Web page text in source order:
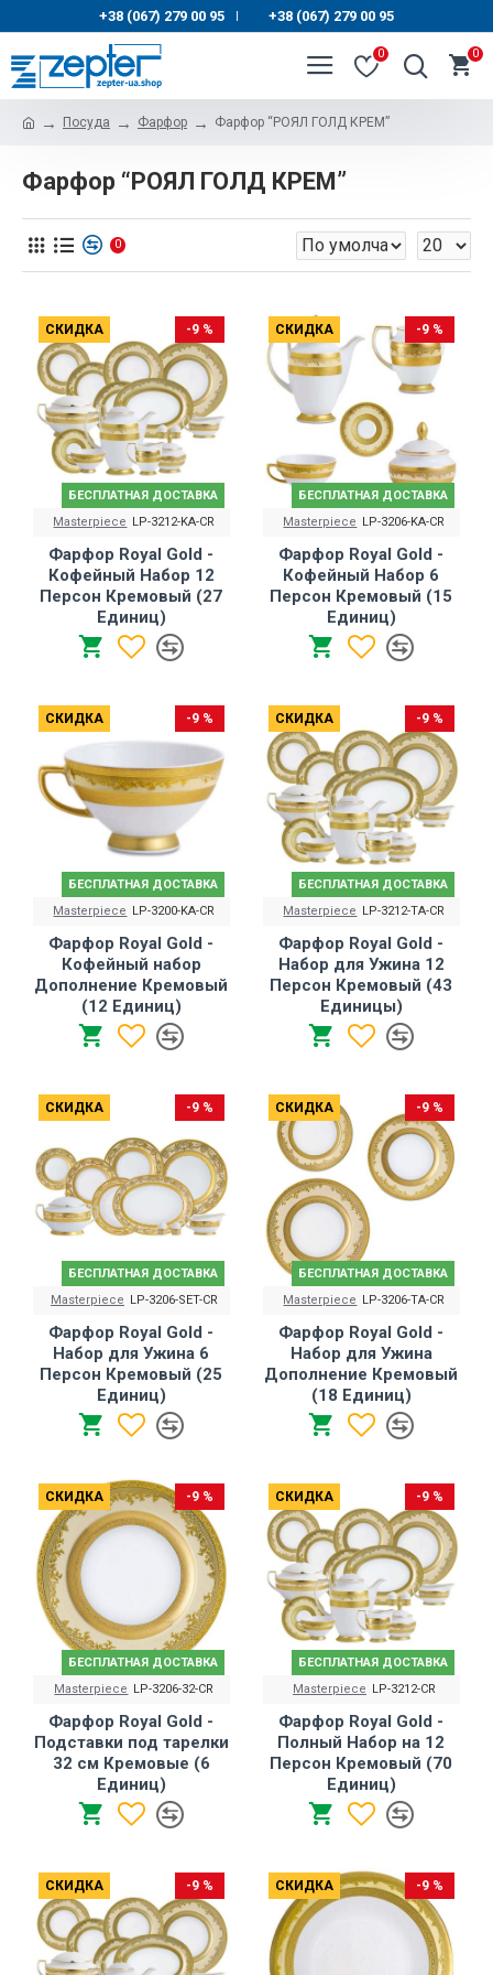
+38 (067) 279 00 95 | +38 (067) 279 00 95
0 0
Посуда Фарфор Фарфор “РОЯЛ ГОЛД КРЕМ”
Фарфор “РОЯЛ ГОЛД КРЕМ”
0
СКИДКА
БЕСПЛАТНАЯ ДОСТАВКА
-9 %
Masterpiece LP-3212-KA-CR
Фарфор Royal Gold -
Кофейный Набор 12
Персон Кремовый (27
Единиц)
СКИДКА
БЕСПЛАТНАЯ ДОСТАВКА
-9 %
Masterpiece LP-3206-KA-CR
Фарфор Royal Gold -
Кофейный Набор 6
Персон Кремовый (15
Единиц)
СКИДКА
БЕСПЛАТНАЯ ДОСТАВКА
-9 %
Masterpiece LP-3200-KA-CR
Фарфор Royal Gold -
Кофейный набор
Дополнение Кремовый
(12 Единиц)
СКИДКА
БЕСПЛАТНАЯ ДОСТАВКА
-9 %
Masterpiece LP-3212-TA-CR
Фарфор Royal Gold -
Набор для Ужина 12
Персон Кремовый (43
Единицы)
СКИДКА
БЕСПЛАТНАЯ ДОСТАВКА
-9 %
Masterpiece LP-3206-SET-CR
Фарфор Royal Gold -
Набор для Ужина 6
Персон Кремовый (25
Единиц)
СКИДКА
БЕСПЛАТНАЯ ДОСТАВКА
-9 %
Masterpiece LP-3206-TA-CR
Фарфор Royal Gold -
Набор для Ужина
Дополнение Кремовый
(18 Единиц)
СКИДКА
БЕСПЛАТНАЯ ДОСТАВКА
-9 %
Masterpiece LP-3206-32-CR
Фарфор Royal Gold -
Подставки под тарелки
32 cм Кремовые (6
Единиц)
СКИДКА
БЕСПЛАТНАЯ ДОСТАВКА
-9 %
Masterpiece LP-3212-CR
Фарфор Royal Gold -
Полный Набор на 12
Персон Кремовый (70
Единиц)
СКИДКА -9 % СКИДКА -9 %